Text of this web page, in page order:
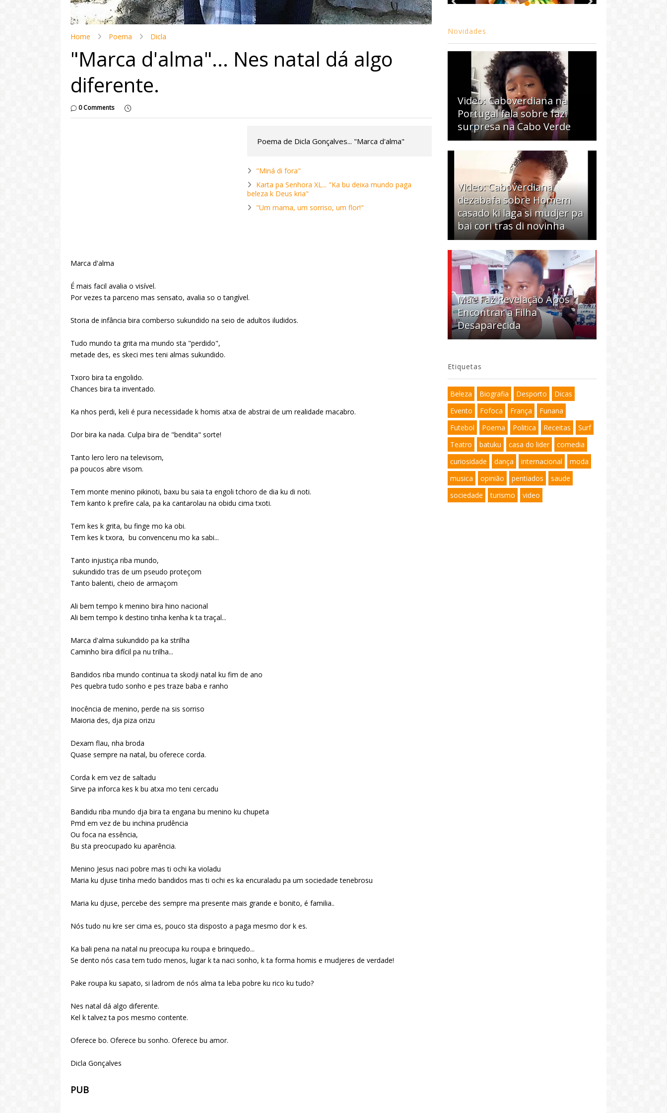
Home Poema Dicla
"Marca d'alma"... Nes natal dá algo
diferente.
0 Comments
Poema de Dicla Gonçalves... "Marca d'alma"
"Miná di fora"
Karta pa Senhora XL... "Ka bu deixa mundo paga
beleza k Deus kria"
"Um mama, um sorriso, um flor!"
Marca d'alma
É mais facil avalia o visível.
Por vezes ta parceno mas sensato, avalia so o tangível.
Storia de infância bira comberso sukundido na seio de adultos iludidos.
Tudo mundo ta grita ma mundo sta "perdido",
metade des, es skeci mes teni almas sukundido.
Txoro bira ta engolido.
Chances bira ta inventado.
Ka nhos perdi, keli é pura necessidade k homis atxa de abstrai de um realidade macabro.
Dor bira ka nada. Culpa bira de "bendita" sorte!
Tanto lero lero na televisom,
pa poucos abre visom.
Tem monte menino pikinoti, baxu bu saia ta engoli tchoro de dia ku di noti.
Tem kanto k prefire cala, pa ka cantarolau na obidu cima txoti.
Tem kes k grita, bu finge mo ka obi.
Tem kes k txora, bu convencenu mo ka sabi...
Tanto injustiça riba mundo,
sukundido tras de um pseudo proteçom
Tanto balenti, cheio de armaçom
Ali bem tempo k menino bira hino nacional
Ali bem tempo k destino tinha kenha k ta traçal...
Marca d'alma sukundido pa ka strilha
Caminho bira difícil pa nu trilha...
Bandidos riba mundo continua ta skodji natal ku fim de ano
Pes quebra tudo sonho e pes traze baba e ranho
Inocência de menino, perde na sis sorriso
Maioria des, dja piza orizu
Dexam flau, nha broda
Quase sempre na natal, bu oferece corda.
Corda k em vez de saltadu
Sirve pa inforca kes k bu atxa mo teni cercadu
Bandidu riba mundo dja bira ta engana bu menino ku chupeta
Pmd em vez de bu inchina prudência
Ou foca na essência,
Bu sta preocupado ku aparência.
Menino Jesus naci pobre mas ti ochi ka violadu
Maria ku djuse tinha medo bandidos mas ti ochi es ka encuraladu pa um sociedade tenebrosu
Maria ku djuse, percebe des sempre ma presente mais grande e bonito, é familia..
Nós tudo nu kre ser cima es, pouco sta disposto a paga mesmo dor k es.
Ka bali pena na natal nu preocupa ku roupa e brinquedo...
Se dento nós casa tem tudo menos, lugar k ta naci sonho, k ta forma homis e mudjeres de verdade!
Pake roupa ku sapato, si ladrom de nós alma ta leba pobre ku rico ku tudo?
Nes natal dá algo diferente.
Kel k talvez ta pos mesmo contente.
Oferece bo. Oferece bu sonho. Oferece bu amor.
Dicla Gonçalves
PUB
Novidades
Video: Caboverdiana na
Portugal fala sobre fazi
surpresa na Cabo Verde
Video: Caboverdiana
dezabafa sobre Homem
casado ki laga si mudjer pa
bai cori tras di novinha
Mãe Faz Revelação Após
Encontrar a Filha
Desaparecida
Etiquetas
Beleza Biografia Desporto
Dicas
Evento
Fofoca França
Funana
Futebol
Poema Politica Receitas
Surf
Teatro
batuku casa do lider
comedia
curiosidade
dança internacional
moda
musica
opinião pentiados
saude
sociedade
turismo video